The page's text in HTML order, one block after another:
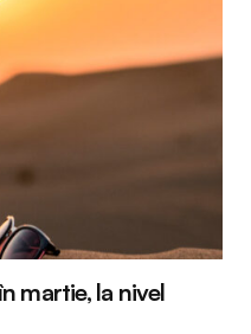
martie, la nivel